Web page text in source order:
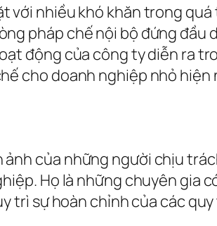
với nhiều khó khăn trong
pháp chế nội bộ đứng đầu
động của công ty diễn ra
cho doanh nghiệp nhỏ hiện
của những người chịu
Họ là những chuyên gia
trì sự hoàn chỉnh của các